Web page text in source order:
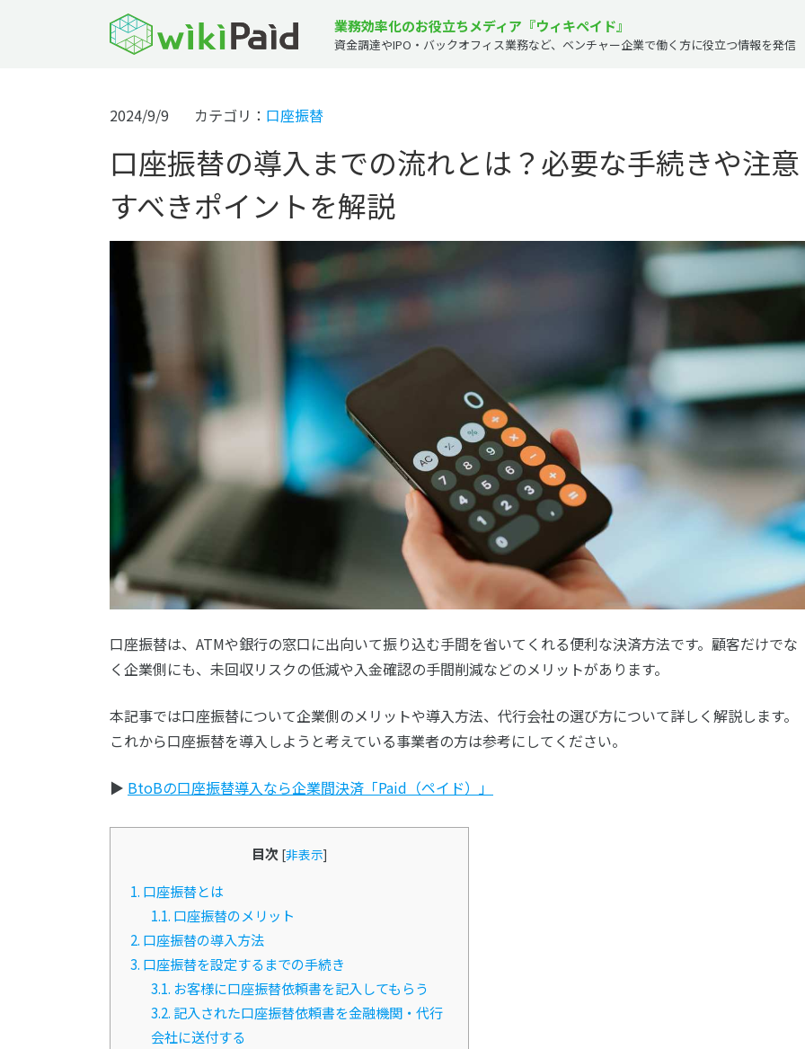
業務効率化のお役立ちメディア『ウィキペイド』
資金調達やIPO・バックオフィス業務など、 ベンチャー企業で働く方に役立つ情報を発信
2024/9/9 カテゴリ： 口座振替
口座振替の導入までの流れとは？必要な手続きや注意
すべきポイントを解説
口座振替は、ATMや銀行の窓口に出向いて振り込む手間を省いてくれる便利な決済方法です。顧客だけでな
く企業側にも、未回収リスクの低減や入金確認の手間削減などのメリットがあります。
本記事では口座振替について企業側のメリットや導入方法、代行会社の選び方について詳しく解説します。
これから口座振替を導入しようと考えている事業者の方は参考にしてください。
▶ BtoBの口座振替導入なら企業間決済「Paid（ペイド）」
目次 [非表示]
1. 口座振替とは
1.1. 口座振替のメリット
2. 口座振替の導入方法
3. 口座振替を設定するまでの手続き
3.1. お客様に口座振替依頼書を記入してもらう
3.2. 記入された口座振替依頼書を金融機関・代行
会社に送付する